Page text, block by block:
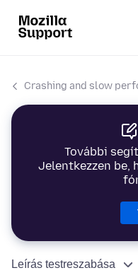
Crashing and slow
További
Jelentkezzen be,
Leírás testreszabása